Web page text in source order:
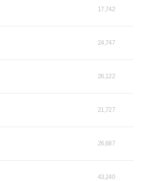
17,742
24,747
26,122
21,727
26,687
43,240